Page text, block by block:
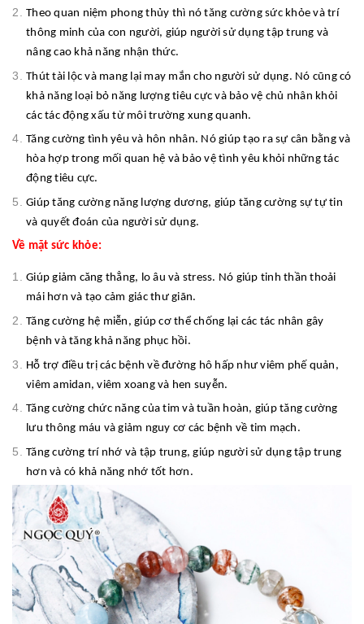
Theo quan niệm phong thủy thì nó tăng cường sức khỏe và trí
thông minh của con người, giúp người sử dụng tập trung và
nâng cao khả năng nhận thức.
Thút tài lộc và mang lại may mắn cho người sử dụng. Nó cũng có
khả năng loại bỏ năng lượng tiêu cực và bảo vệ chủ nhân khỏi
các tác động xấu từ môi trường xung quanh.
Tăng cường tình yêu và hôn nhân. Nó giúp tạo ra sự cân bằng và
hòa hợp trong mối quan hệ và bảo vệ tình yêu khỏi những tác
động tiêu cực.
Giúp tăng cường năng lượng dương, giúp tăng cường sự tự tin
và quyết đoán của người sử dụng.
Về mặt sức khỏe:
Giúp giảm căng thẳng, lo âu và stress. Nó giúp tinh thần thoải
mái hơn và tạo cảm giác thư giãn.
Tăng cường hệ miễn, giúp cơ thể chống lại các tác nhân gây
bệnh và tăng khả năng phục hồi.
Hỗ trợ điều trị các bệnh về đường hô hấp như viêm phế quản,
viêm amidan, viêm xoang và hen suyễn.
Tăng cường chức năng của tim và tuần hoàn, giúp tăng cường
lưu thông máu và giảm nguy cơ các bệnh về tim mạch.
Tăng cường trí nhớ và tập trung, giúp người sử dụng tập trung
hơn và có khả năng nhớ tốt hơn.